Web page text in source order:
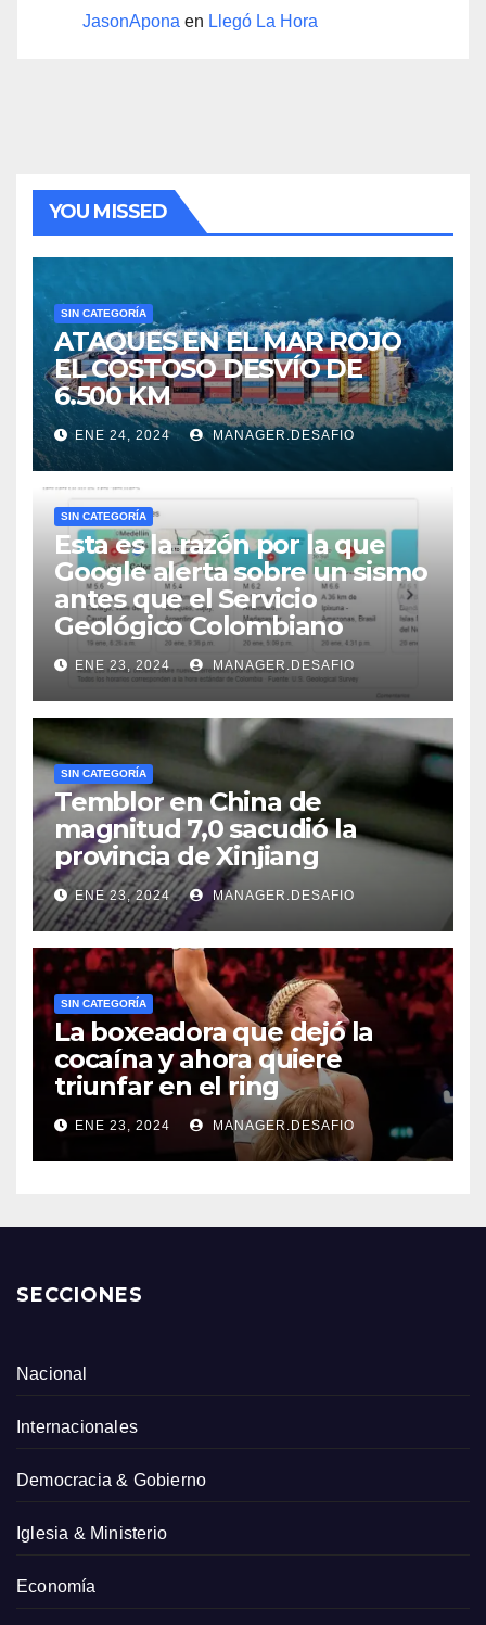
JasonApona en Llegó La Hora
YOU MISSED
SIN CATEGORÍA
ATAQUES EN EL MAR ROJO
EL COSTOSO DESVÍO DE
6.500 KM
ENE 24, 2024 MANAGER.DESAFIO
SIN CATEGORÍA
Esta es la razón por la que
Google alerta sobre un sismo
antes que el Servicio
Geológico Colombiano
ENE 23, 2024 MANAGER.DESAFIO
SIN CATEGORÍA
Temblor en China de
magnitud 7,0 sacudió la
provincia de Xinjiang
ENE 23, 2024 MANAGER.DESAFIO
SIN CATEGORÍA
La boxeadora que dejó la
cocaína y ahora quiere
triunfar en el ring​
ENE 23, 2024 MANAGER.DESAFIO
SECCIONES
Nacional
Internacionales
Democracia & Gobierno
Iglesia & Ministerio
Economía